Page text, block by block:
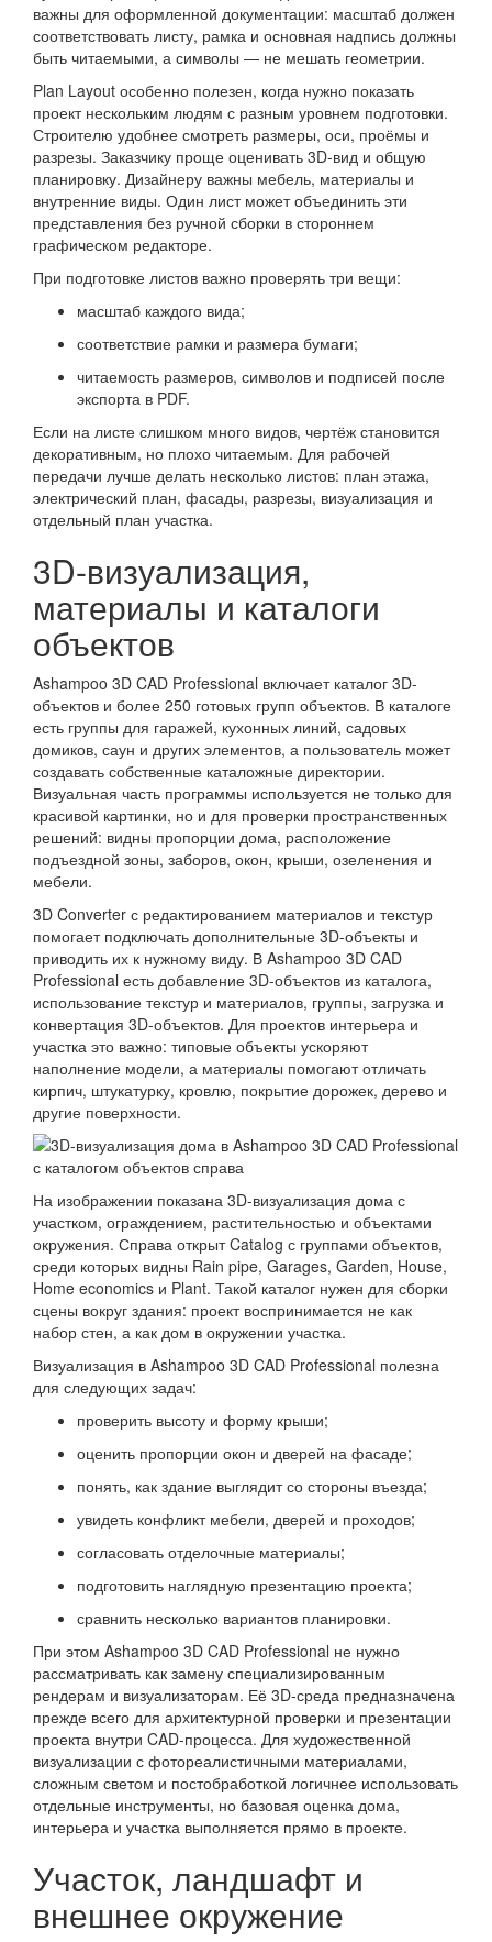
важны для оформленной документации: масштаб должен
соответствовать листу, рамка и основная надпись должны
быть читаемыми, а символы — не мешать геометрии.
Plan Layout особенно полезен, когда нужно показать
проект нескольким людям с разным уровнем подготовки.
Строителю удобнее смотреть размеры, оси, проёмы и
разрезы. Заказчику проще оценивать 3D-вид и общую
планировку. Дизайнеру важны мебель, материалы и
внутренние виды. Один лист может объединить эти
представления без ручной сборки в стороннем
графическом редакторе.
При подготовке листов важно проверять три вещи:
масштаб каждого вида;
соответствие рамки и размера бумаги;
читаемость размеров, символов и подписей после
экспорта в PDF.
Если на листе слишком много видов, чертёж становится
декоративным, но плохо читаемым. Для рабочей
передачи лучше делать несколько листов: план этажа,
электрический план, фасады, разрезы, визуализация и
отдельный план участка.
3D-визуализация,
материалы и каталоги
объектов
Ashampoo 3D CAD Professional включает каталог 3D-
объектов и более 250 готовых групп объектов. В каталоге
есть группы для гаражей, кухонных линий, садовых
домиков, саун и других элементов, а пользователь может
создавать собственные каталожные директории.
Визуальная часть программы используется не только для
красивой картинки, но и для проверки пространственных
решений: видны пропорции дома, расположение
подъездной зоны, заборов, окон, крыши, озеленения и
мебели.
3D Converter с редактированием материалов и текстур
помогает подключать дополнительные 3D-объекты и
приводить их к нужному виду. В Ashampoo 3D CAD
Professional есть добавление 3D-объектов из каталога,
использование текстур и материалов, группы, загрузка и
конвертация 3D-объектов. Для проектов интерьера и
участка это важно: типовые объекты ускоряют
наполнение модели, а материалы помогают отличать
кирпич, штукатурку, кровлю, покрытие дорожек, дерево и
другие поверхности.
На изображении показана 3D-визуализация дома с
участком, ограждением, растительностью и объектами
окружения. Справа открыт Catalog с группами объектов,
среди которых видны Rain pipe, Garages, Garden, House,
Home economics и Plant. Такой каталог нужен для сборки
сцены вокруг здания: проект воспринимается не как
набор стен, а как дом в окружении участка.
Визуализация в Ashampoo 3D CAD Professional полезна
для следующих задач:
проверить высоту и форму крыши;
оценить пропорции окон и дверей на фасаде;
понять, как здание выглядит со стороны въезда;
увидеть конфликт мебели, дверей и проходов;
согласовать отделочные материалы;
подготовить наглядную презентацию проекта;
сравнить несколько вариантов планировки.
При этом Ashampoo 3D CAD Professional не нужно
рассматривать как замену специализированным
рендерам и визуализаторам. Её 3D-среда предназначена
прежде всего для архитектурной проверки и презентации
проекта внутри CAD-процесса. Для художественной
визуализации с фотореалистичными материалами,
сложным светом и постобработкой логичнее использовать
отдельные инструменты, но базовая оценка дома,
интерьера и участка выполняется прямо в проекте.
Участок, ландшафт и
внешнее окружение